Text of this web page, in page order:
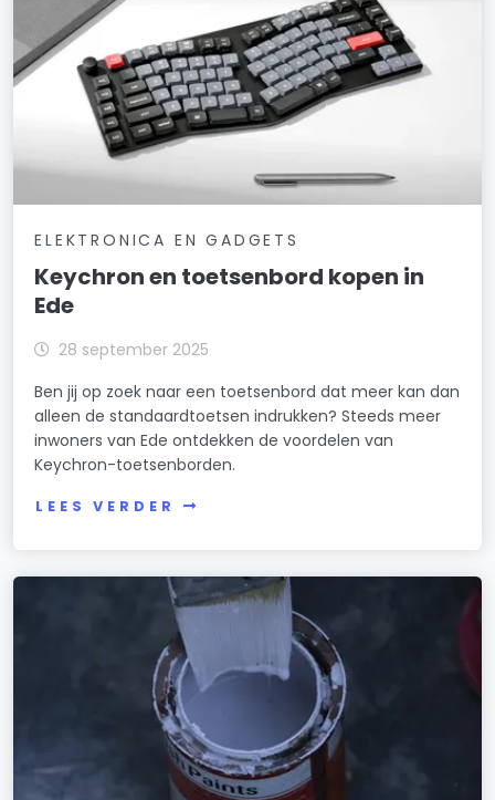
ELEKTRONICA EN GADGETS
Keychron en toetsenbord kopen in
Ede
28 september 2025
Ben jij op zoek naar een toetsenbord dat meer kan dan
alleen de standaardtoetsen indrukken? Steeds meer
inwoners van Ede ontdekken de voordelen van
Keychron-toetsenborden.
LEES VERDER